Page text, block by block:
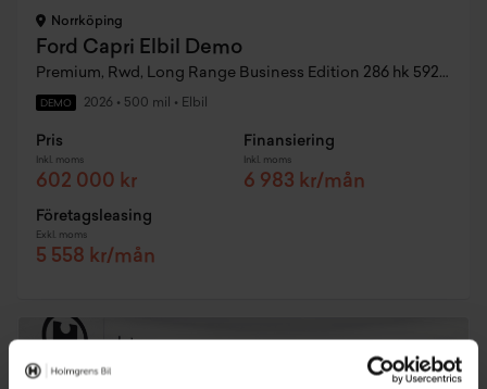
Norrköping
Ford Capri Elbil Demo
Premium, Rwd, Long Range Business Edition 286 hk 592km
DEMO 2026 • 500 mil • Elbil
Pris
Inkl. moms
602 000 kr
Finansiering
Inkl. moms
6 983 kr/mån
Företagsleasing
Exkl. moms
5 558 kr/mån